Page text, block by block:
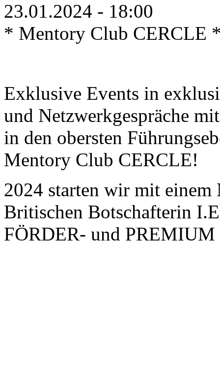
23.01.2024 - 18:00
* Mentory Club CERCLE
Exklusive Events in
und Netzwerkgespräche
in den obersten
Mentory Club CERCLE!
2024 starten wir mit
Britischen Botschafterin
FÖRDER- und